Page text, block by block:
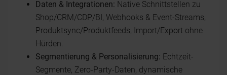
Daten & Integrationen: Native Schnittstellen zu
Shop/CRM/CDP/BI, Webhooks & Event-Streams,
Produktsync/Produktfeeds, Import/Export ohne
Hürden.
Segmentierung & Personalisierung: Echtzeit-
Segmente, Zero-Party-Daten, dynamische